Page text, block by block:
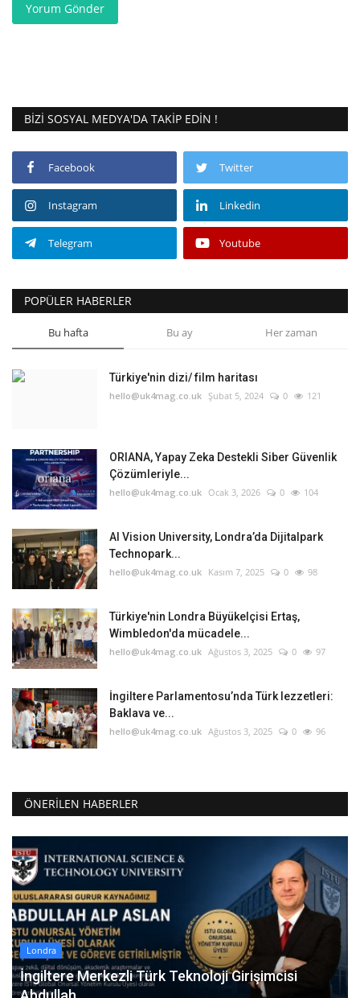
Yorum Gönder
BIZI SOSYAL MEDYA'DA TAKIP EDIN !
Facebook Twitter
Instagram Linkedin
Telegram Youtube
POPÜLER HABERLER
Bu hafta Bu ay Her zaman
Türkiye'nin dizi/ film haritası
hello@uk4mag.co.uk Şubat 5, 2024 0 121
ORIANA, Yapay Zeka Destekli Siber Güvenlik
Çözümleriyle...
hello@uk4mag.co.uk Ocak 3, 2026 0 104
AI Vision University, Londra’da Dijitalpark
Technopark...
hello@uk4mag.co.uk Kasım 7, 2025 0 98
Türkiye'nin Londra Büyükelçisi Ertaş,
Wimbledon'da mücadele...
hello@uk4mag.co.uk Ağustos 3, 2025 0 97
İngiltere Parlamentosu’nda Türk lezzetleri:
Baklava ve...
hello@uk4mag.co.uk Ağustos 3, 2025 0 96
ÖNERILEN HABERLER
Londra
İngiltere Merkezli Türk Teknoloji Girişimcisi